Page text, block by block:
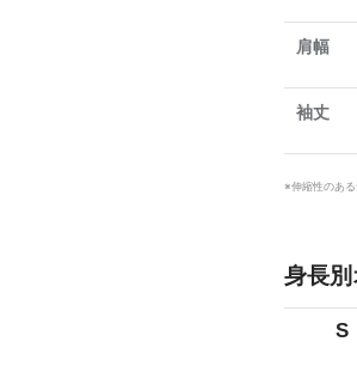
肩幅
袖丈
※伸縮性のあ
身長
S